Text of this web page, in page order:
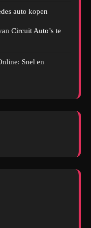
auto kopen
Circuit Auto’s te
Snel en